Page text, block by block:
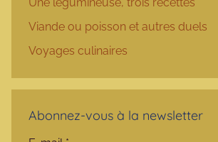
Viande ou poisson et autres duels
Voyages culinaires
Abonnez-vous à la newsletter